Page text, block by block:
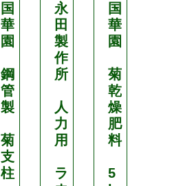
国
華
園
鋼
管
製
菊
支
柱
永
田
製
作
所
人
力
用
ラ
国
華
園
菊
乾
燥
肥
料
5